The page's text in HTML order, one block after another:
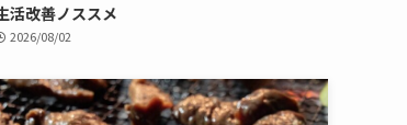
活改善ノススメ
2026/08/02